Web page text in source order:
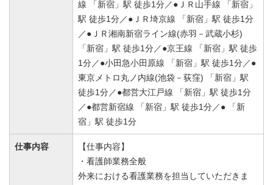
線 「新宿」駅 徒歩1分／●ＪＲ山手線 「新宿」
駅 徒歩1分／●ＪＲ埼京線 「新宿」駅 徒歩1分
／●ＪＲ湘南新宿ライン線(赤羽－武蔵小杉)
「新宿」駅 徒歩1分／●京王線 「新宿」駅 徒歩
1分／●小田急小田原線 「新宿」駅 徒歩1分／●
東京メトロ丸ノ内線(池袋－荻窪) 「新宿」駅
徒歩1分／●都営大江戸線 「新宿」駅 徒歩1分
／●都営新宿線 「新宿」駅 徒歩1分／● 「新
宿」駅 徒歩1分
仕事内容
【仕事内容】
・看護師業務全般
外来における看護業務を担当していただきま